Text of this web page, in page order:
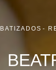
BATIZADOS